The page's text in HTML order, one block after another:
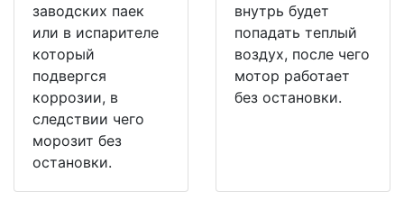
заводских паек
или в испарителе
который
подвергся
коррозии, в
следствии чего
морозит без
остановки.
внутрь будет
попадать теплый
воздух, после чего
мотор работает
без остановки.